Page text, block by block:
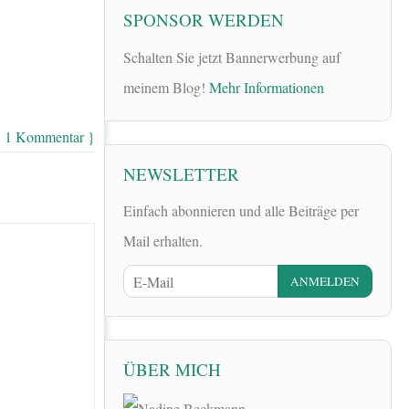
Kommentar }
SPONSOR WERDEN
Schalten Sie jetzt Bannerwerbung auf
meinem Blog! Mehr Informationen
NEWSLETTER
Einfach abonnieren und alle Beiträge per
Mail erhalten.
ÜBER MICH